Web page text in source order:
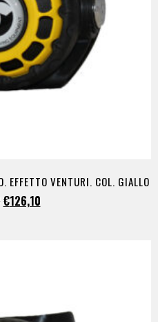
EFFETTO VENTURI. COL. GIALLO
€126,10